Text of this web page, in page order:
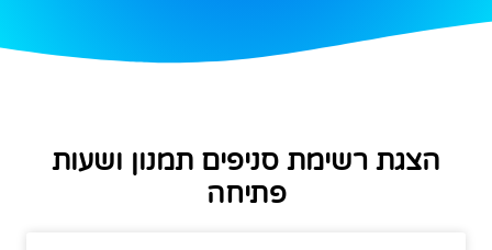
הצגת רשימת סניפים תמנון ושעות
פתיחה